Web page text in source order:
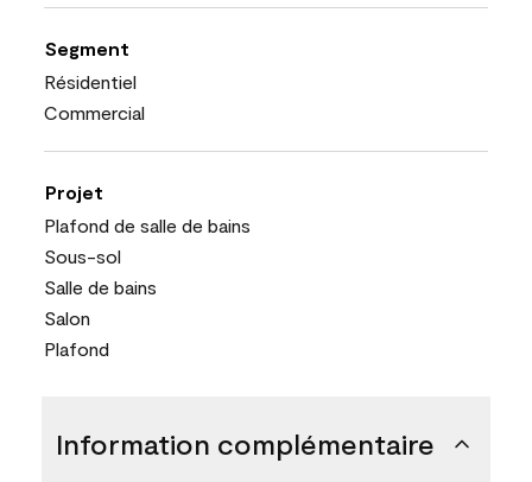
Segment
Résidentiel
Commercial
Projet
Plafond de salle de bains
Sous-sol
Salle de bains
Salon
Plafond
Information complémentaire